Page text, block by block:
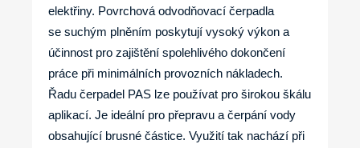
elektřiny. Povrchová odvodňovací čerpadla
se suchým plněním poskytují vysoký výkon a
účinnost pro zajištění spolehlivého dokončení
práce při minimálních provozních nákladech.
Řadu čerpadel PAS lze používat pro širokou škálu
aplikací. Je ideální pro přepravu a čerpání vody
obsahující brusné částice. Využití tak nachází při